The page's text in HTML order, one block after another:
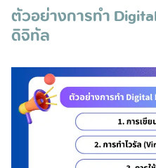
ตัวอย่างการทำ
ดิจิทัล